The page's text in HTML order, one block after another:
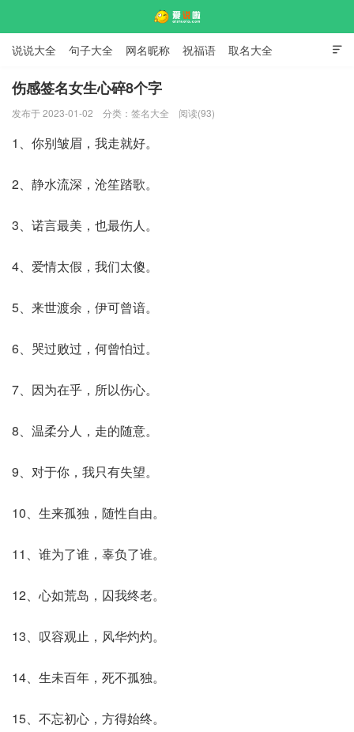

说说大全 句子大全 网名昵称 祝福语 取名大全
标语口号 签名大全
伤感签名女生心碎8个字
发布于 2023-01-02 分类： 签名大全 阅读(93)
1、你别皱眉，我走就好。
2、静水流深，沧笙踏歌。
3、诺言最美，也最伤人。
4、爱情太假，我们太傻。
5、来世渡余，伊可曾谙。
6、哭过败过，何曾怕过。
7、因为在乎，所以伤心。
8、温柔分人，走的随意。
9、对于你，我只有失望。
10、生来孤独，随性自由。
11、谁为了谁，辜负了谁。
12、心如荒岛，囚我终老。
13、叹容观止，风华灼灼。
14、生未百年，死不孤独。
15、不忘初心，方得始终。